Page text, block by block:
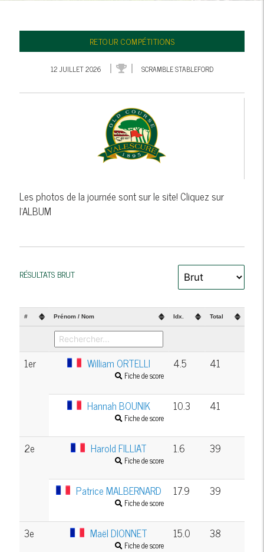
RETOUR COMPÉTITIONS
12 JUILLET 2026 SCRAMBLE STABLEFORD
Les photos de la journée sont sur le site! Cliquez sur
l'ALBUM
RÉSULTATS BRUT
# Prénom / Nom Idx. Total
1er William ORTELLI
Fiche de score
4.5 41
Hannah BOUNIK
Fiche de score
10.3 41
2e Harold FILLIAT
Fiche de score
1.6 39
Patrice MALBERNARD
Fiche de score
17.9 39
3e Maël DIONNET
Fiche de score
15.0 38